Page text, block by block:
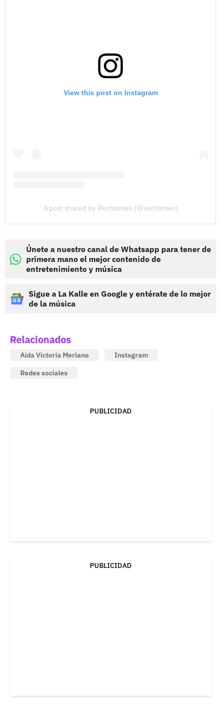
View this post on Instagram
A post shared by Rechismes (@rechismes)
Únete a nuestro canal de Whatsapp para tener de
primera mano el mejor contenido de
entretenimiento y música
Sigue a La Kalle en Google y entérate de lo mejor
de la música
Relacionados
Aida Victoria Merlano
Instagram
Redes sociales
PUBLICIDAD
PUBLICIDAD